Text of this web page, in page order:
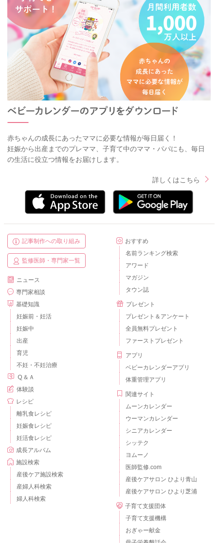
赤ちゃんの成長にあったママに必要な情報が毎日届く！
妊娠から出産までのプレママ、子育て中のママ・パパにも、毎日
の生活に役立つ情報をお届けします。
詳しくはこちら
記事制作への取り組み
監修医師・専門家一覧
ニュース
専門家相談
基礎知識
妊娠前・妊活
妊娠中
出産
育児
不妊・不妊治療
Ｑ＆Ａ
体験談
レシピ
離乳食レシピ
妊娠食レシピ
妊活食レシピ
成長アルバム
施設検索
産後ケア施設検索
産婦人科検索
婦人科検索
おすすめ
名前ランキング検索
アワード
マガジン
タウン誌
プレゼント
プレゼント＆アンケート
全員無料プレゼント
ファーストプレゼント
アプリ
ベビーカレンダーアプリ
体重管理アプリ
関連サイト
ムーンカレンダー
ウーマンカレンダー
シニアカレンダー
シッテク
ヨムーノ
医師監修.com
産後ケアサロン ひより青山
産後ケアサロン ひより芝浦
子育て支援団体
子育て支援機構
おぎゃー献金